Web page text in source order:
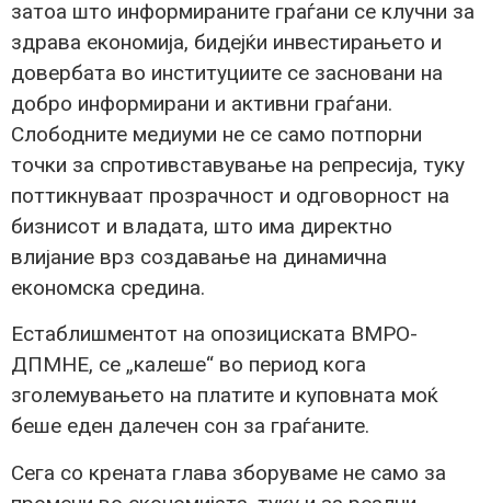
затоа што информираните граѓани се клучни за
здрава економија, бидејќи инвестирањето и
довербата во институциите се засновани на
добро информирани и активни граѓани.
Слободните медиуми не се само потпорни
точки за спротивставување на репресија, туку
поттикнуваат прозрачност и одговорност на
бизнисот и владата, што има директно
влијание врз создавање на динамична
економска средина.
Естаблишментот на опозициската ВМРО-
ДПМНЕ, се „калеше“ во период кога
зголемувањето на платите и куповната моќ
беше еден далечен сон за граѓаните.
Сега со крената глава зборуваме не само за